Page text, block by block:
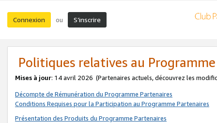
Connexion ou S’inscrire
Politiques relatives au
Mises à jour: 14 avril 2026 (Partenaires actuels, découvrez les
Décompte de Rémunération du Programme Partenaires
Conditions Requises pour la Participation au Programme Partenaires
Présentation des Produits du Programme Partenaires